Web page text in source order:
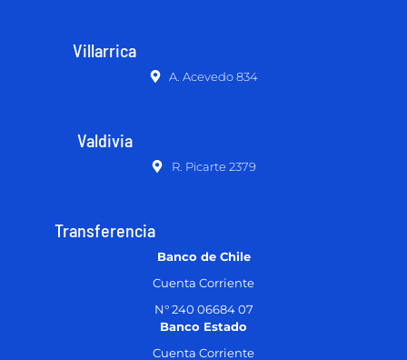
Villarrica
A. Acevedo 834
Valdivia
R. Picarte 2379
Transferencia
Banco de Chile
Cuenta Corriente
N° 240 06684 07
Banco Estado
Cuenta Corriente